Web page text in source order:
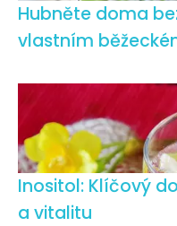
Hubněte doma
vlastním
Inositol: Klíčový
a vitalitu